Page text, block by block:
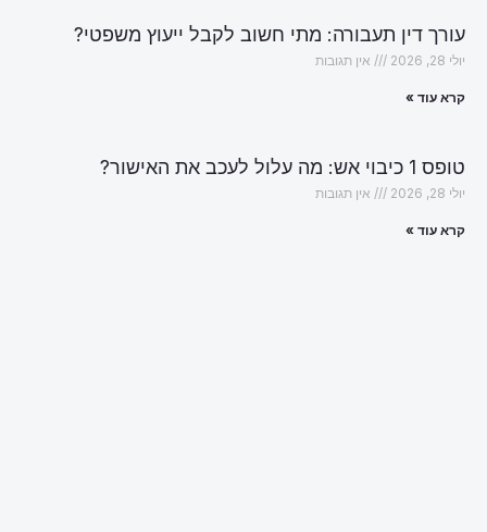
עורך דין תעבורה: מתי חשוב לקבל ייעוץ משפטי?
יולי 28, 2026 אין תגובות
קרא עוד »
טופס 1 כיבוי אש: מה עלול לעכב את האישור?
יולי 28, 2026 אין תגובות
קרא עוד »